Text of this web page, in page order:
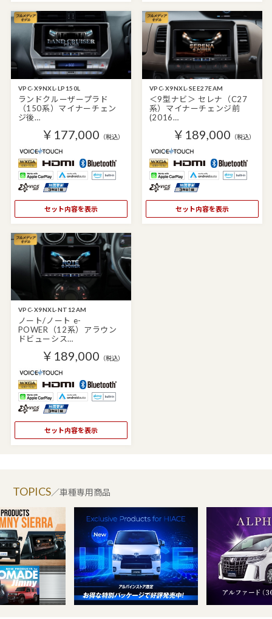
VPC-X9NXL-LP150L
ランドクルーザープラド
（150系）マイナーチェン
ジ後…
￥177,000 （税込）
セット内容を表示
VPC-X9NXL-SEE27EAM
＜9型ナビ＞ セレナ（C27
系）マイナーチェンジ前
(2016…
￥189,000 （税込）
セット内容を表示
VPC-X9NXL-NT12AM
ノート/ノート e-
POWER（12系）アラウン
ドビューシス…
￥189,000 （税込）
セット内容を表示
／車種専用商品